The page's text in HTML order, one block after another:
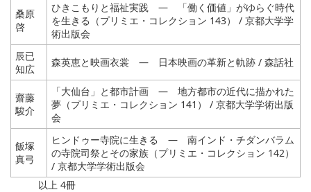
桑原
啓
ひきこもりと福祉実践 ― 「働く価値」がゆらぐ時代
を生きる（プリミエ・コレクション 143） / 京都大学学
術出版会
辰已
知広
森英恵と映画衣裳 ― 日本映画の革新と軌跡 / 森話社
齋藤
駿介
「大仙台」と都市計画 ― 地方都市の近代に描かれた
夢（プリミエ・コレクション 141） / 京都大学学術出版
会
飯塚
真弓
ヒンドゥー寺院に生きる ― 南インド・チダンバラム
の寺院司祭とその家族（プリミエ・コレクション 142）
/ 京都大学学術出版会
以上 4冊